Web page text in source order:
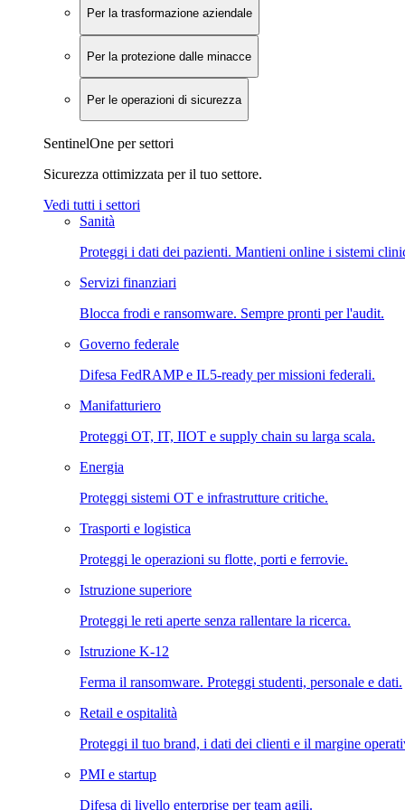
Per la trasformazione aziendale
Per la protezione dalle minacce
Per le operazioni di sicurezza
SentinelOne per settori
Sicurezza ottimizzata per il tuo settore.
Vedi tutti i settori
Sanità
Proteggi i dati dei pazienti. Mantieni online i sistemi
Servizi finanziari
Blocca frodi e ransomware. Sempre pronti per l'audit.
Governo federale
Difesa FedRAMP e IL5-ready per missioni federali.
Manifatturiero
Proteggi OT, IT, IIOT e supply chain su larga scala.
Energia
Proteggi sistemi OT e infrastrutture critiche.
Trasporti e logistica
Proteggi le operazioni su flotte, porti e ferrovie.
Istruzione superiore
Proteggi le reti aperte senza rallentare la ricerca.
Istruzione K-12
Ferma il ransomware. Proteggi studenti, personale e dati.
Retail e ospitalità
Proteggi il tuo brand, i dati dei clienti e il margine
PMI e startup
Difesa di livello enterprise per team agili.